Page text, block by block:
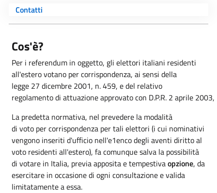
Contatti
Cos'è?
Per i referendum in oggetto, gli elettori italiani residenti
all'estero votano per corrispondenza, ai sensi della
legge 27 dicembre 2001, n. 459, e del relativo
regolamento di attuazione approvato con D.P.R. 2 aprile 2003,
La predetta normativa, nel prevedere la modalità
di voto per corrispondenza per tali elettori (i cui nominativi
vengono inseriti d'ufficio nell'e1enco degli aventi diritto al
voto residenti all'estero), fa comunque salva la possibilità
di votare in Italia, previa apposita e tempestivaopzione, da
esercitare in occasione di ogni consultazione e valida
limitatamente a essa.